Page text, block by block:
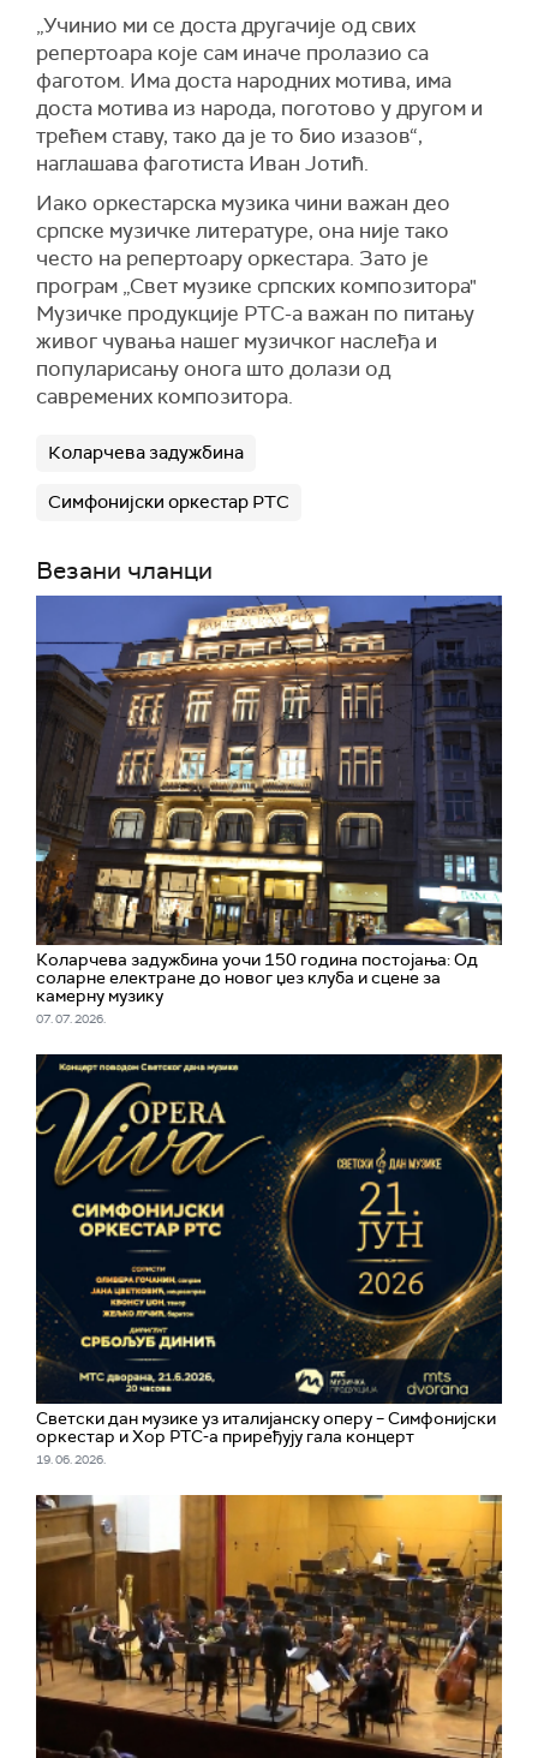
„Учинио ми се доста другачије од свих
репертоара које сам иначе пролазио са
фаготом. Има доста народних мотива, има
доста мотива из народа, поготово у другом и
трећем ставу, тако да је то био изазов“,
наглашава фаготиста Иван Јотић.
Иако оркестарска музика чини важан део
српске музичке литературе, она није тако
често на репертоару оркестара. Зато је
програм „Свет музике српских композитора"
Музичке продукције РТС-а важан по питању
живог чувања нашег музичког наслеђа и
популарисању онога што долази од
савремених композитора.
Коларчева задужбина
Симфонијски оркестар РТС
Везани чланци
Коларчева задужбина уочи 150 година постојања: Од
соларне електране до новог џез клуба и сцене за
камерну музику
07. 07. 2026.
Светски дан музике уз италијанску оперу – Симфонијски
оркестар и Хор РТС-а приређују гала концерт
19. 06. 2026.